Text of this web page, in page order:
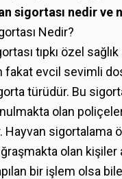
sigortası nedir ve
Nedir?
tıpkı özel
evcil sevimli
türüdür. Bu
olan
Hayvan sigortalama
olan kişiler
bir işlem olsa